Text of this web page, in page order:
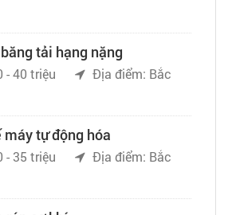
tải hạng nặng
- 40 triệu
Địa điểm: Bắc
tự động hóa
- 35 triệu
Địa điểm: Bắc